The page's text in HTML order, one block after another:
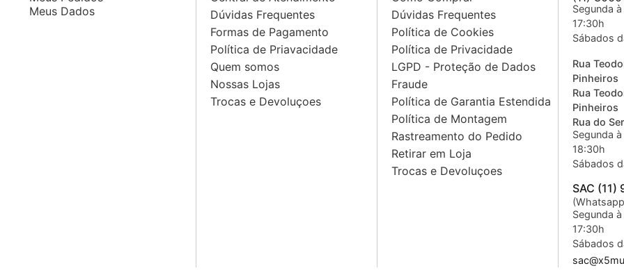
Meus Dados
Dúvidas Frequentes
Formas de Pagamento
Política de Priavacidade
Quem somos
Nossas Lojas
Trocas e Devoluçoes
Dúvidas Frequentes
Política de Cookies
Política de Privacidade
LGPD - Proteção de Dados
Fraude
Política de Garantia Estendida
Política de Montagem
Rastreamento do Pedido
Retirar em Loja
Trocas e Devoluçoes
Segunda
17:30h
Sábados
Rua
Pinheiros
Rua
Pinheiros
Rua do
Segunda
18:30h
Sábados
SAC (11)
Segunda
17:30h
Sábados